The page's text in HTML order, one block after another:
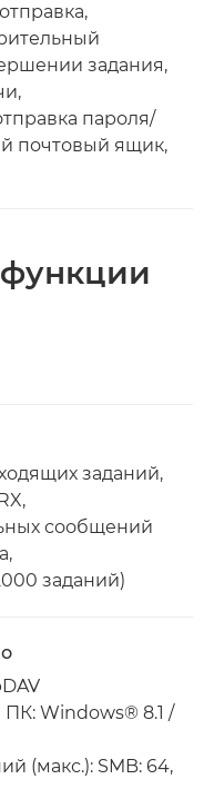
задания,
пароля/
почтовый ящик,
заданий,
сообщений
заданий)
Windows® 8.1 /
(макс.): SMB: 64,